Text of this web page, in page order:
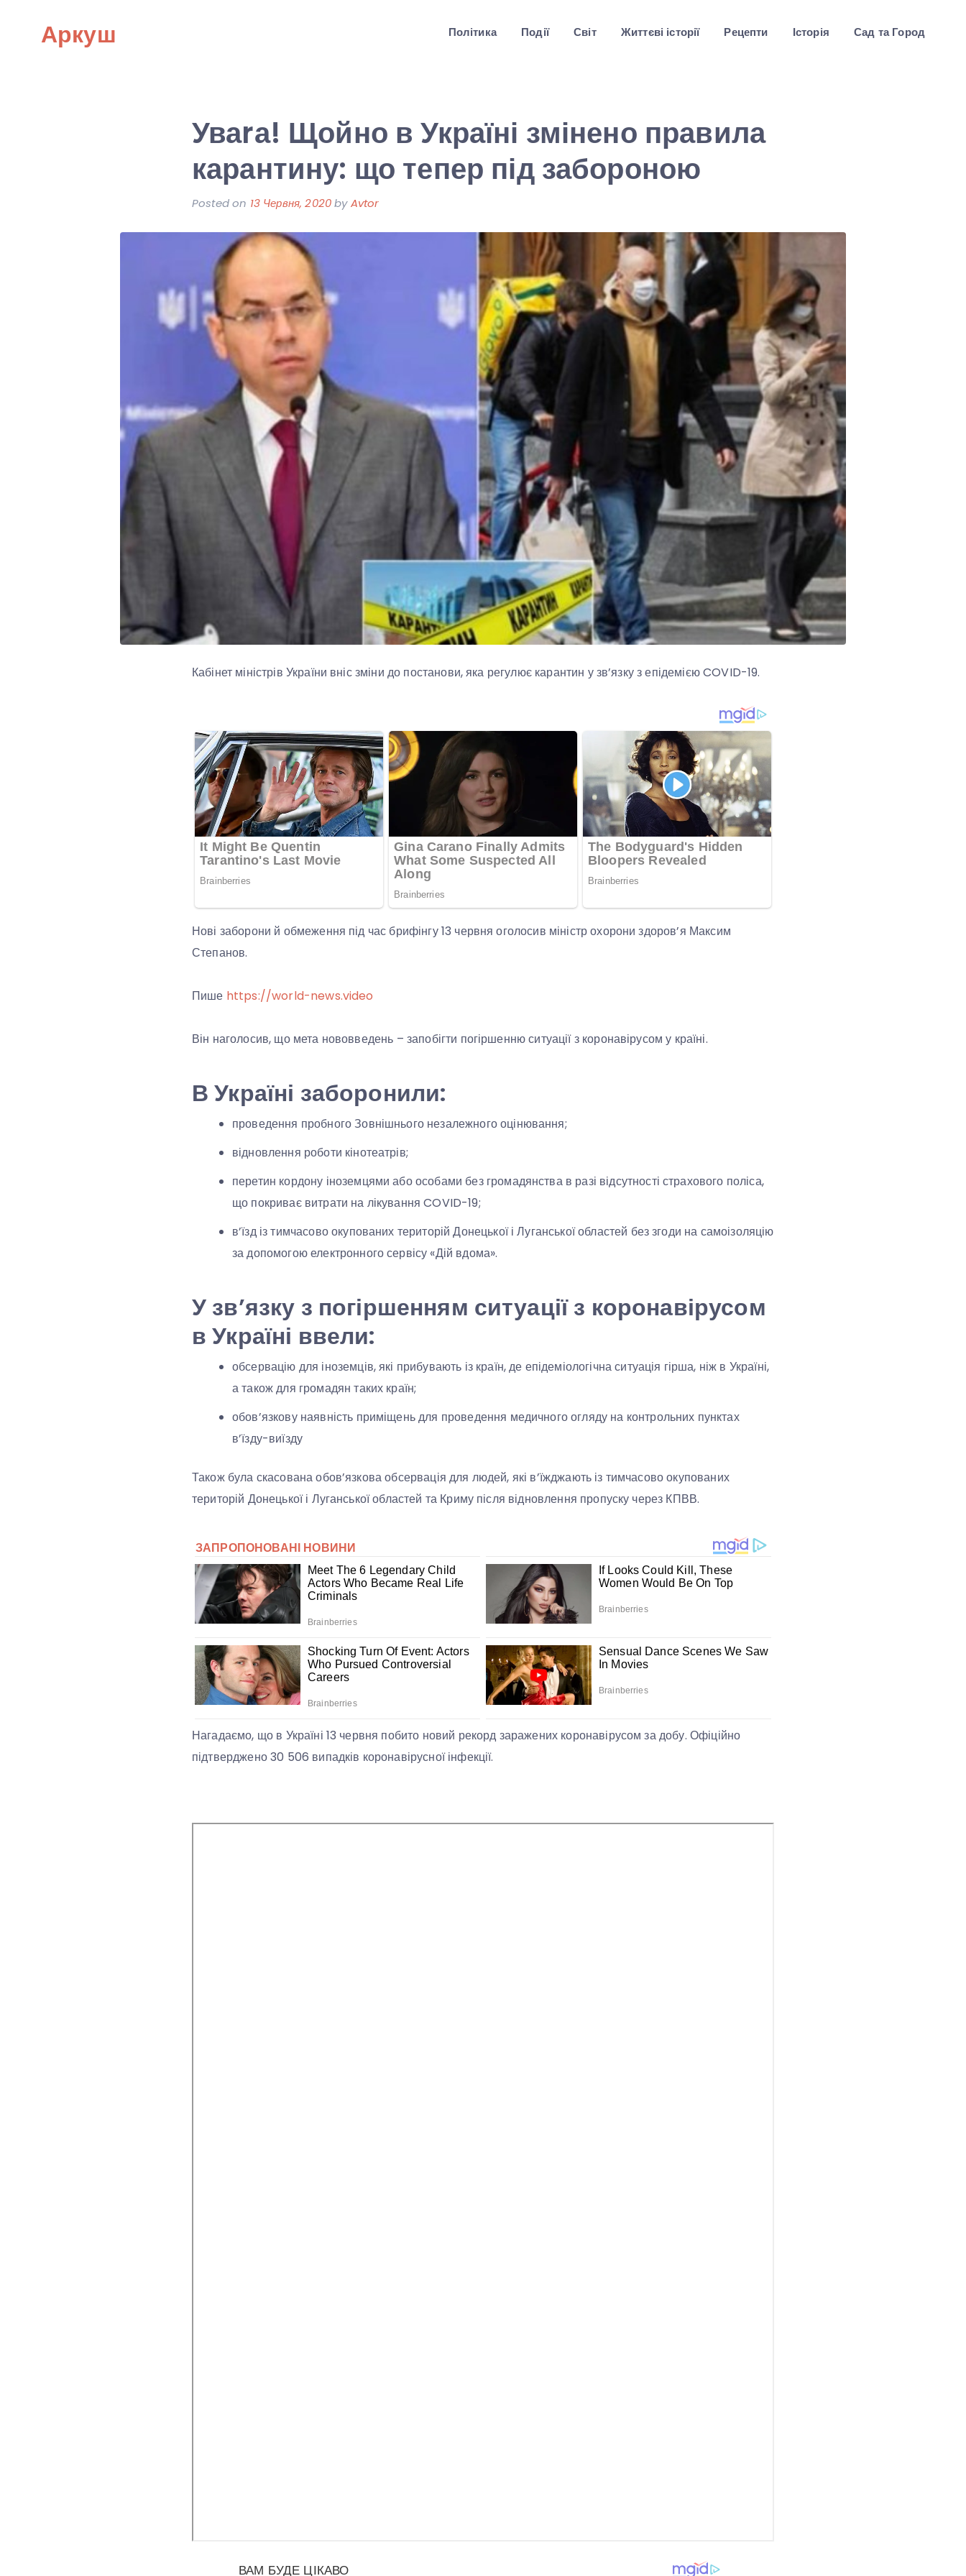
Аркуш Політика Події Світ Життєві історії Рецепти Історія Сад та Город
Уваrа! Щойно в Україні змінено правила
карантину: що тепер під забороною
Posted on 13 Червня, 2020byAvtor
Кабінет міністрів України вніс зміни до постанови, яка регулює карантин у зв’язку з епідемією COVID-19.
Нові заборони й обмеження під час брифінгу 13 червня оголосив міністр охорони здоров’я Максим
Степанов.
Пише https://world-news.video
Він наголосив, що мета нововведень – запобігти погіршенню ситуації з коронавірусом у країні.
В Україні заборонили:
проведення пробного Зовнішнього незалежного оцінювання;
відновлення роботи кінотеатрів;
перетин кордону іноземцями або особами без громадянства в разі відсутності страхового поліса,
що покриває витрати на лікування COVID-19;
в’їзд із тимчасово окупованих територій Донецької і Луганської областей без згоди на самоізоляцію
за допомогою електронного сервісу «Дій вдома».
У зв’язку з погіршенням ситуації з коронавірусом
в Україні ввели:
обсервацію для іноземців, які прибувають із країн, де епідеміологічна ситуація гірша, ніж в Україні,
а також для громадян таких країн;
обов’язкову наявність приміщень для проведення медичного огляду на контрольних пунктах
в’їзду-виїзду
Також була скасована обов’язкова обсервація для людей, які в’їжджають із тимчасово окупованих
територій Донецької і Луганської областей та Криму після відновлення пропуску через КПВВ.
Нагадаємо, що в Україні 13 червня побито новий рекорд заражених коронавірусом за добу. Офіційно
підтверджено 30 506 випадків коронавірусної інфекції.